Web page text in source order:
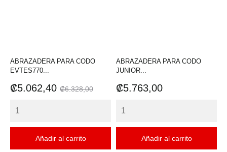
ABRAZADERA PARA CODO
EVTES770...
Precio
₡5.062,40 Precio
₡6.328,00
Añadir al carrito
ABRAZADERA PARA CODO
JUNIOR...
Precio
₡5.763,00
Añadir al carrito